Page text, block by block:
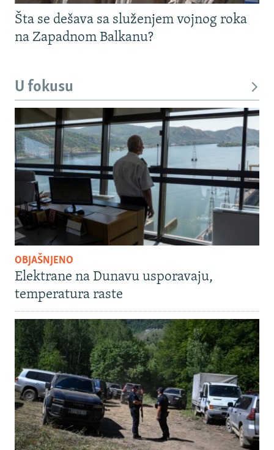
Šta se dešava sa služenjem vojnog roka
na Zapadnom Balkanu?
U fokusu
OBJAŠNJENO
Elektrane na Dunavu usporavaju,
temperatura raste